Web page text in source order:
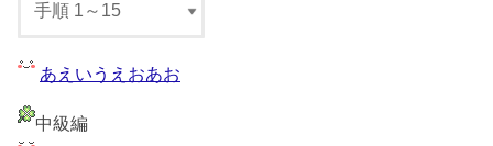
あえいうえおあお
中級編